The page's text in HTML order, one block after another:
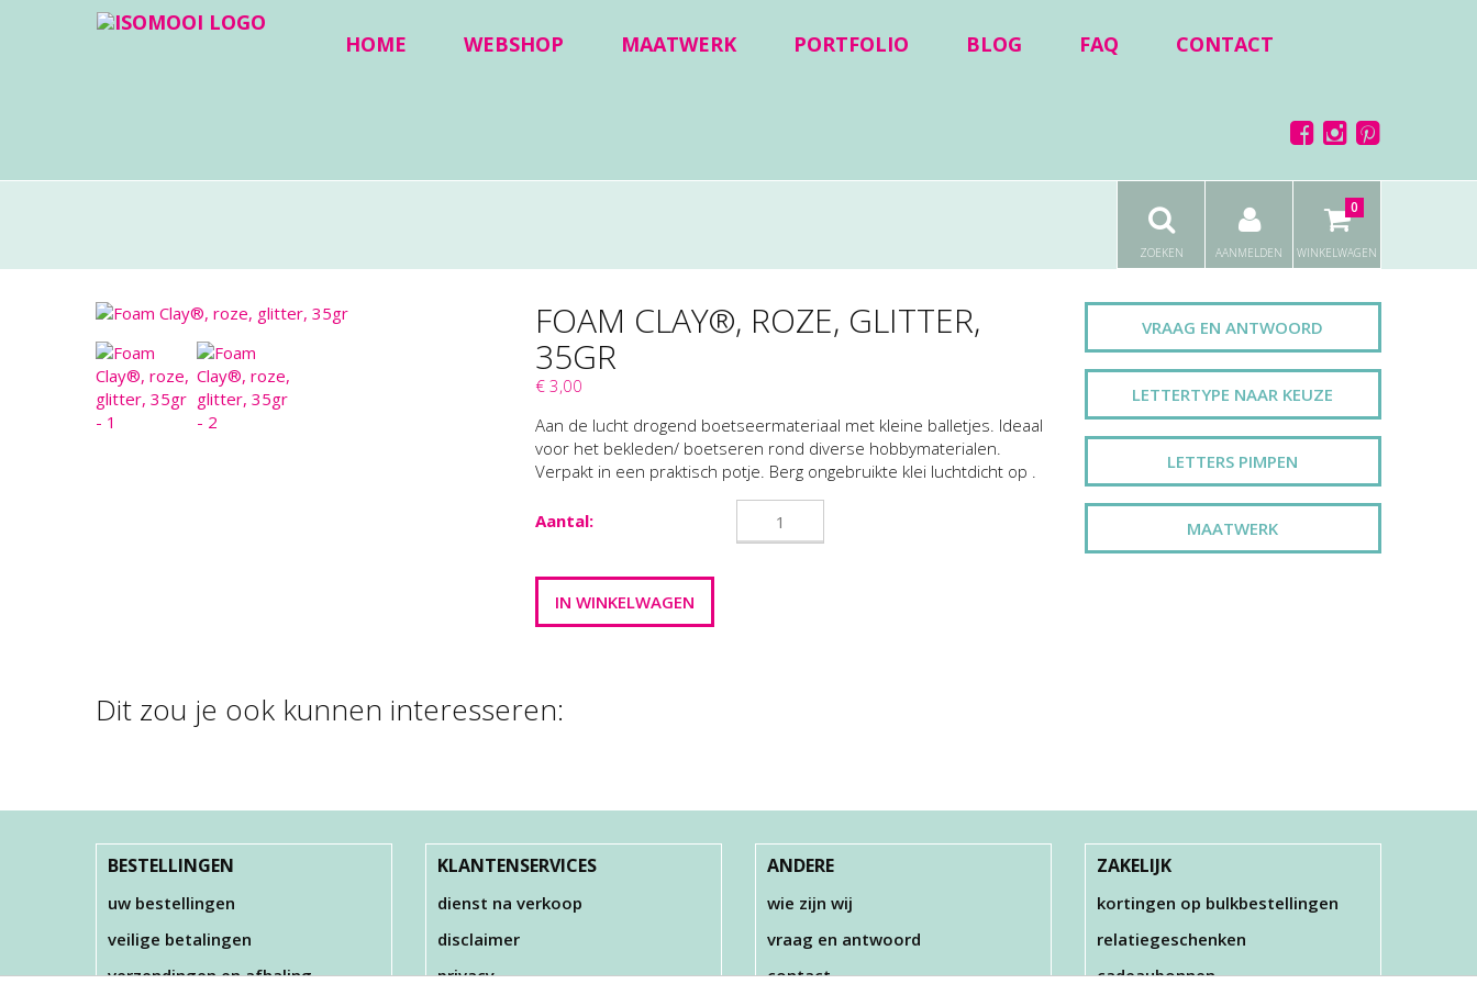
HOME WEBSHOP MAATWERK PORTFOLIO BLOG FAQ CONTACT
ZOEKEN AANMELDEN WINKELWAGEN
0
FOAM CLAY®, ROZE, GLITTER,
35GR
€ 3,00
Aan de lucht drogend boetseermateriaal met kleine balletjes. Ideaal
voor het bekleden/ boetseren rond diverse hobbymaterialen.
Verpakt in een praktisch potje. Berg ongebruikte klei luchtdicht op .
Aantal:
VRAAG EN ANTWOORD
LETTERTYPE NAAR KEUZE
LETTERS PIMPEN
MAATWERK
Dit zou je ook kunnen interesseren:
KLEUREN ASSORTI, …
BESTELLINGEN
uw bestellingen
veilige betalingen
verzendingen en afhaling
KLANTENSERVICES
dienst na verkoop
disclaimer
privacy
ANDERE
wie zijn wij
vraag en antwoord
contact
ZAKELIJK
kortingen op bulkbestellingen
relatiegeschenken
cadeaubonnen